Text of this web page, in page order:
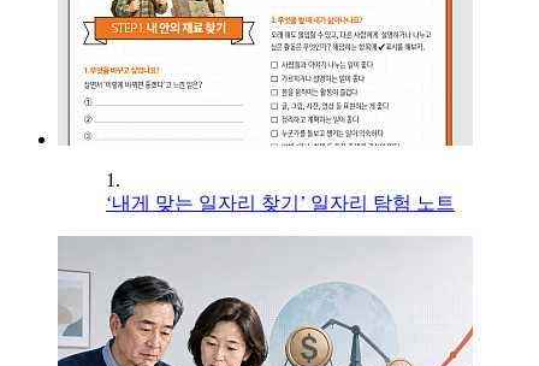
1.
‘내게 맞는 일자리 찾기’ 일자리 탐험 노트